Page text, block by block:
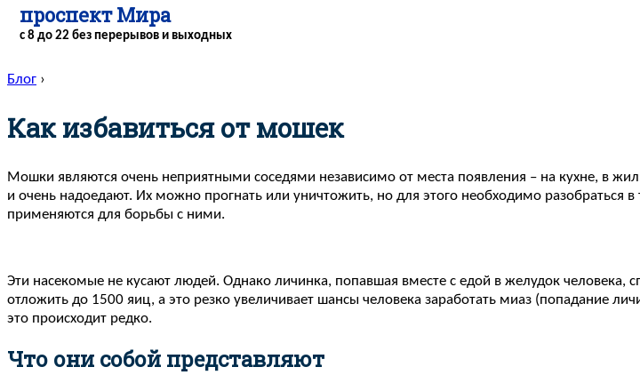
проспект Мира
с 8 до 22 без перерывов и выходных
Блог ›
Как избавиться от мошек
Мошки являются очень неприятными соседями независимо от места появления – на кухне, в
и очень надоедают. Их можно прогнать или уничтожить, но для этого необходимо разобраться
применяются для борьбы с ними.
Эти насекомые не кусают людей. Однако личинка, попавшая вместе с едой в желудок человека,
отложить до 1500 яиц, а это резко увеличивает шансы человека заработать миаз (попадание
это происходит редко.
Что они собой представляют